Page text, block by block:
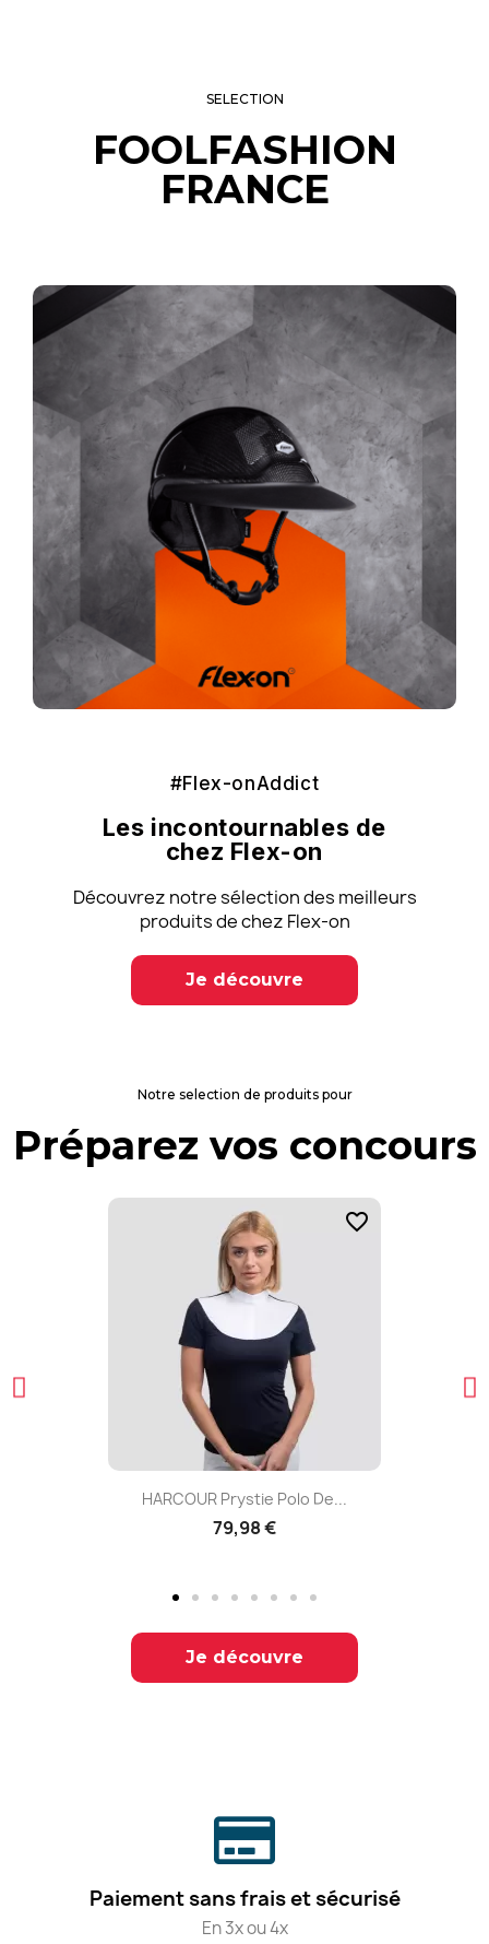
SELECTION
FOOLFASHION
FRANCE
#Flex-onAddict
Les incontournables de
chez Flex-on
Découvrez notre sélection des meilleurs
produits de chez Flex-on
Je découvre
Notre selection de produits pour
Préparez vos concours
HARCOUR Prystie Polo De...
79,98 €
favorite_border
Je découvre
Paiement sans frais et sécurisé
En 3x ou 4x